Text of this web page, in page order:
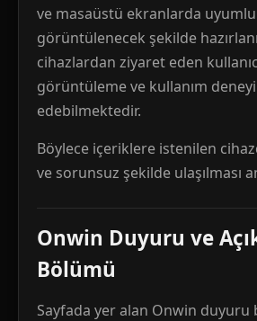
ve masaüstü ekranlarda uyumlu
görüntülenecek şekilde
cihazlardan ziyaret eden
görüntüleme ve kullanım
edebilmektedir.
Böylece içeriklere istenilen
ve sorunsuz şekilde ulaşılması
Onwin Duyuru ve
Bölümü
Sayfada yer alan Onwin duyuru